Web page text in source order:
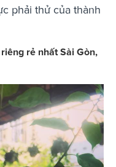
phải thử của thành
rẻ nhất Sài Gòn,